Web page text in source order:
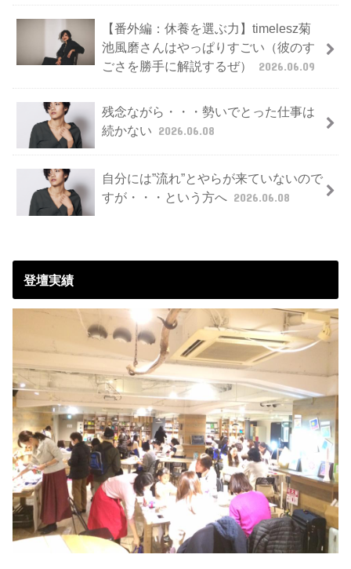
【番外編：休養を選ぶ力】timelesz菊
池風磨さんはやっぱりすごい（彼のす
ごさを勝手に解説するぜ）
2026.06.09
残念ながら・・・勢いでとった仕事は
続かない 2026.06.08
自分には”流れ”とやらが来ていないので
すが・・・という方へ 2026.06.08
登壇実績